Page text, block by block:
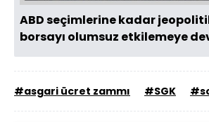
ABD seçimlerine kadar
borsayı olumsuz etkilemeye
#asgari ücret zammı #SGK